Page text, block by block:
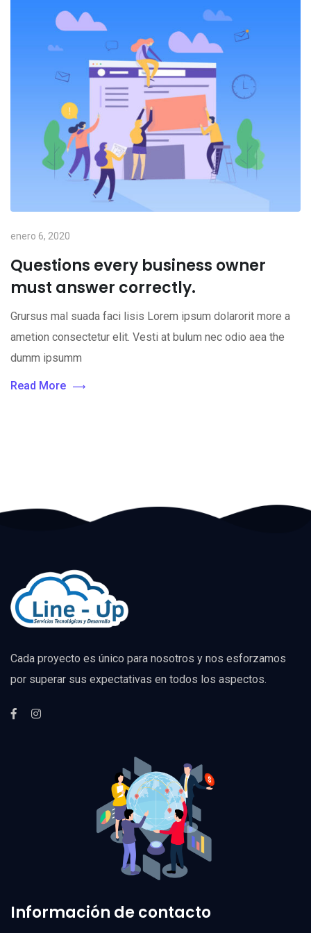
enero 6, 2020
Questions every business owner
must answer correctly.
Grursus mal suada faci lisis Lorem ipsum dolarorit more a
ametion consectetur elit. Vesti at bulum nec odio aea the
dumm ipsumm
Read More
Cada proyecto es único para nosotros y nos esforzamos
por superar sus expectativas en todos los aspectos.
Información de contacto